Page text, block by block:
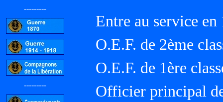
---------
---------
Entre au service en
O.E.F. de 2ème
O.E.F. de 1ère
Officier principal